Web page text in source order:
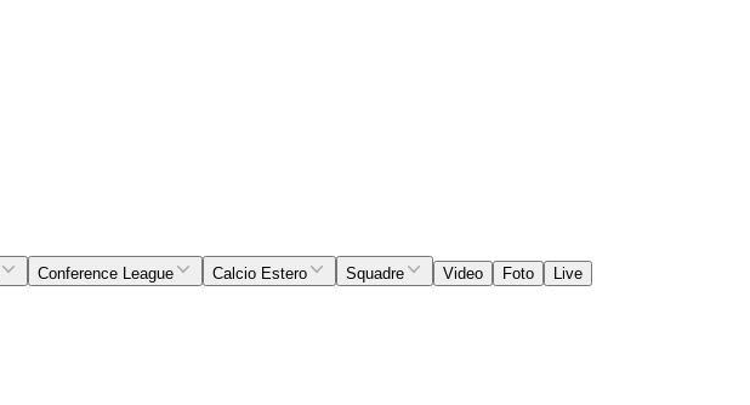
Conference League Calcio Estero Squadre Video Foto
Live